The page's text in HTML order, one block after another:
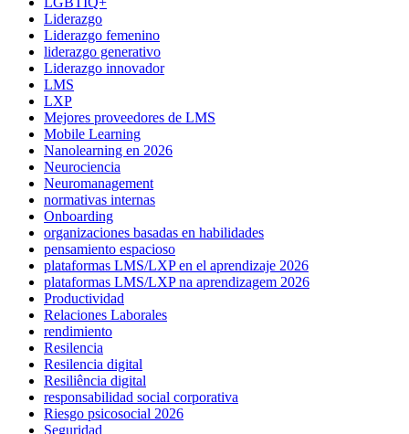
Liderazgo
Liderazgo femenino
liderazgo generativo
Liderazgo innovador
LMS
LXP
Mejores proveedores de LMS
Mobile Learning
Nanolearning en 2026
Neurociencia
Neuromanagement
normativas internas
Onboarding
organizaciones basadas en habilidades
pensamiento espacioso
plataformas LMS/LXP en el aprendizaje 2026
plataformas LMS/LXP na aprendizagem 2026
Productividad
Relaciones Laborales
rendimiento
Resilencia
Resilencia digital
Resiliência digital
responsabilidad social corporativa
Riesgo psicosocial 2026
Seguridad